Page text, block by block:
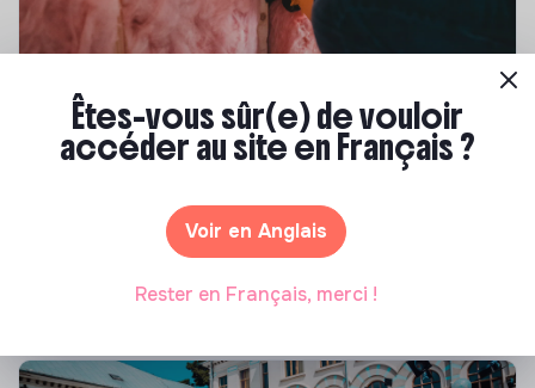
Compétences & formations
énergétique des bâtiments
Êtes-vous sûr(e) de vouloir
accéder au site en Français ?
Voir en Anglais
Rester en Français, merci !